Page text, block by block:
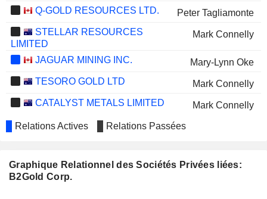
Q-GOLD RESOURCES LTD.
Peter Tagliamonte
STELLAR RESOURCES
LIMITED
Mark Connelly
JAGUAR MINING INC.
Mary-Lynn Oke
TESORO GOLD LTD
Mark Connelly
CATALYST METALS LIMITED
Mark Connelly
RENEGADE EXPLORATION
LIGHTNING RESOURCE
Relations Actives Relations Passées
Graphique Relationnel des Sociétés Privées liées:
B2Gold Corp.